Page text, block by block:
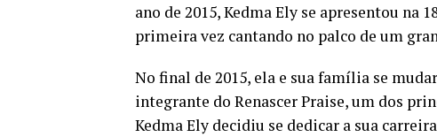
ano de 2015, Kedma Ely se apresentou na
primeira vez cantando no palco de um
No final de 2015, ela e sua família se
integrante do Renascer Praise, um dos
Kedma Ely decidiu se dedicar a sua